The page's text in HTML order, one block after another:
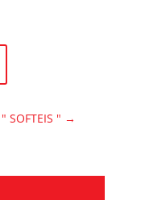
" SOFTEIS " →